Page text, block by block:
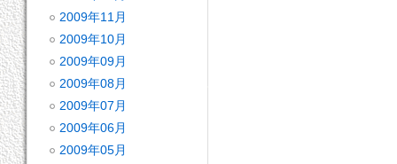
2009年11月
2009年10月
2009年09月
2009年08月
2009年07月
2009年06月
2009年05月